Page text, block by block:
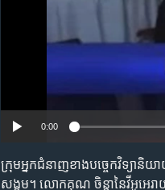
0:00
ក្រុម​អ្នក​ជំនាញ​ខាង​បច្ចេក​វិទ្យា​និយា
សង្គម។​ លោក​​គុណ ចិន្តា​នៃ​វីអូអេ​រ